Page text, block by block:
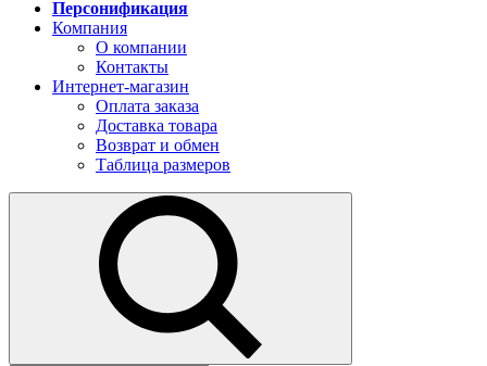
Персонификация
Компания
О компании
Контакты
Интернет-магазин
Оплата заказа
Доставка товара
Возврат и обмен
Таблица размеров